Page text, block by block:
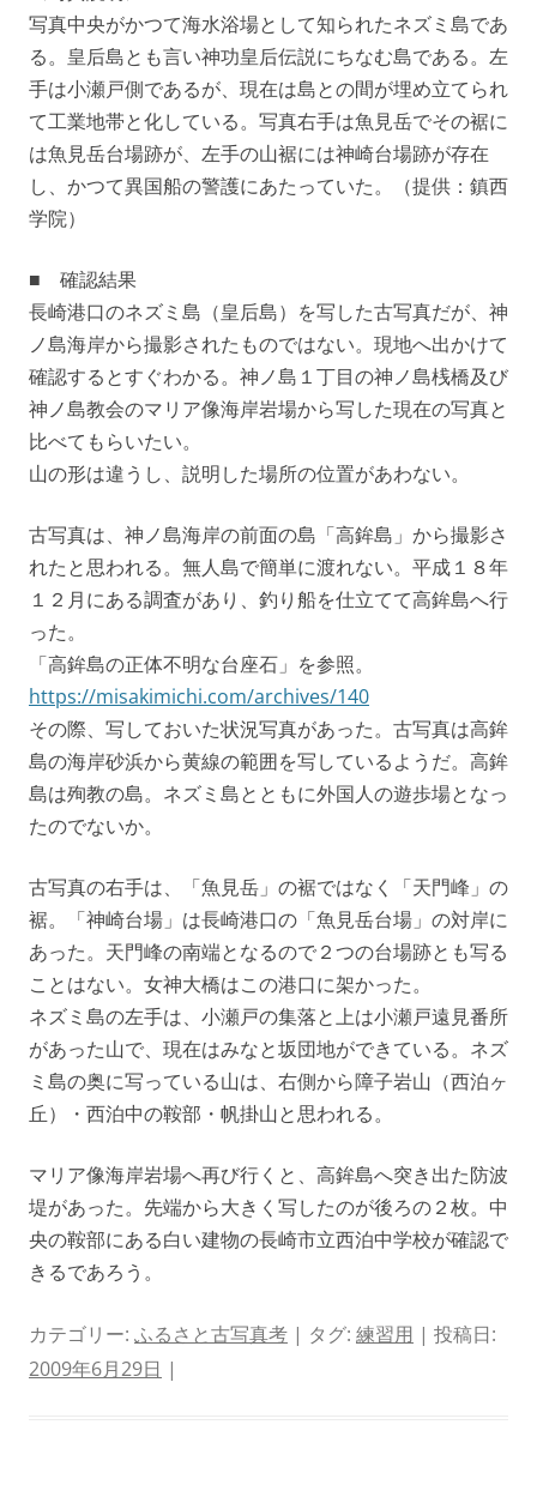
写真中央がかつて海水浴場として知られたネズミ島であ
る。皇后島とも言い神功皇后伝説にちなむ島である。左
手は小瀬戸側であるが、現在は島との間が埋め立てられ
て工業地帯と化している。写真右手は魚見岳でその裾に
は魚見岳台場跡が、左手の山裾には神崎台場跡が存在
し、かつて異国船の警護にあたっていた。（提供：鎮西
学院）
■ 確認結果
長崎港口のネズミ島（皇后島）を写した古写真だが、神
ノ島海岸から撮影されたものではない。現地へ出かけて
確認するとすぐわかる。神ノ島１丁目の神ノ島桟橋及び
神ノ島教会のマリア像海岸岩場から写した現在の写真と
比べてもらいたい。
山の形は違うし、説明した場所の位置があわない。
古写真は、神ノ島海岸の前面の島「高鉾島」から撮影さ
れたと思われる。無人島で簡単に渡れない。平成１８年
１２月にある調査があり、釣り船を仕立てて高鉾島へ行
った。
「高鉾島の正体不明な台座石」を参照。
https://misakimichi.com/archives/140
その際、写しておいた状況写真があった。古写真は高鉾
島の海岸砂浜から黄線の範囲を写しているようだ。高鉾
島は殉教の島。ネズミ島とともに外国人の遊歩場となっ
たのでないか。
古写真の右手は、「魚見岳」の裾ではなく「天門峰」の
裾。「神崎台場」は長崎港口の「魚見岳台場」の対岸に
あった。天門峰の南端となるので２つの台場跡とも写る
ことはない。女神大橋はこの港口に架かった。
ネズミ島の左手は、小瀬戸の集落と上は小瀬戸遠見番所
があった山で、現在はみなと坂団地ができている。ネズ
ミ島の奥に写っている山は、右側から障子岩山（西泊ヶ
丘）・西泊中の鞍部・帆掛山と思われる。
マリア像海岸岩場へ再び行くと、高鉾島へ突き出た防波
堤があった。先端から大きく写したのが後ろの２枚。中
央の鞍部にある白い建物の長崎市立西泊中学校が確認で
きるであろう。
カテゴリー: ふるさと古写真考 | タグ: 練習用 | 投稿日:
2009年6月29日 |